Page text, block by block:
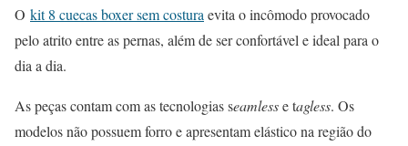
O kit 8 cuecas boxer sem costuraevita o incômodo provocado
pelo atrito entre as pernas, além de ser confortável e ideal para o
dia a dia.
As peças contam com as tecnologias seamlesse tagless. Os
modelos não possuem forro e apresentam elástico na região do